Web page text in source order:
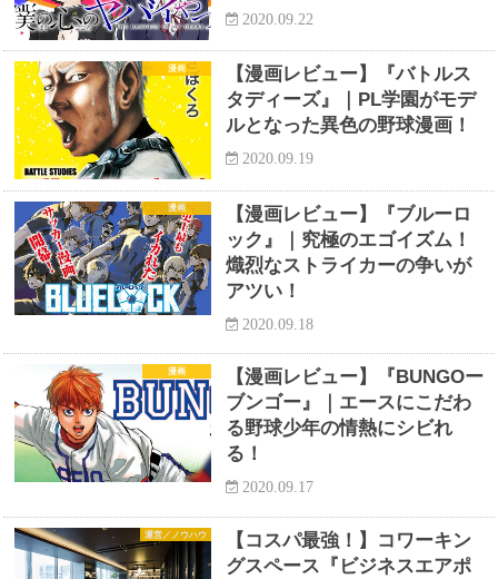
2020.09.22
漫画
【漫画レビュー】『バトルス
タディーズ』｜PL学園がモデ
ルとなった異色の野球漫画！
2020.09.19
漫画
【漫画レビュー】『ブルーロ
ック』｜究極のエゴイズム！
熾烈なストライカーの争いが
アツい！
2020.09.18
漫画
【漫画レビュー】『BUNGOー
ブンゴー』｜エースにこだわ
る野球少年の情熱にシビれ
る！
2020.09.17
運営／ノウハウ
【コスパ最強！】コワーキン
グスペース『ビジネスエアポ